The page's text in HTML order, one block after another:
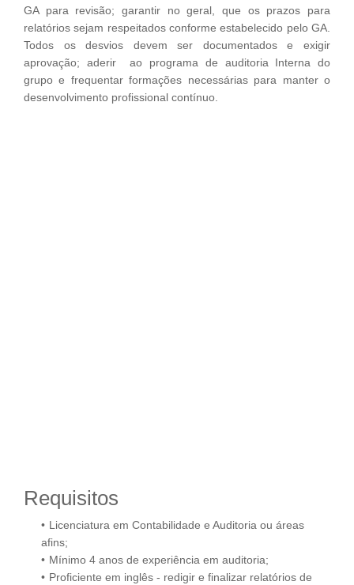
GA para revisão; garantir no geral, que os prazos para
relatórios sejam respeitados conforme estabelecido pelo GA.
Todos os desvios devem ser documentados e exigir
aprovação; aderir ao programa de auditoria Interna do
grupo e frequentar formações necessárias para manter o
desenvolvimento profissional contínuo.
Requisitos
Licenciatura em Contabilidade e Auditoria ou áreas
afins;
Mínimo 4 anos de experiência em auditoria;
Proficiente em inglês - redigir e finalizar relatórios de